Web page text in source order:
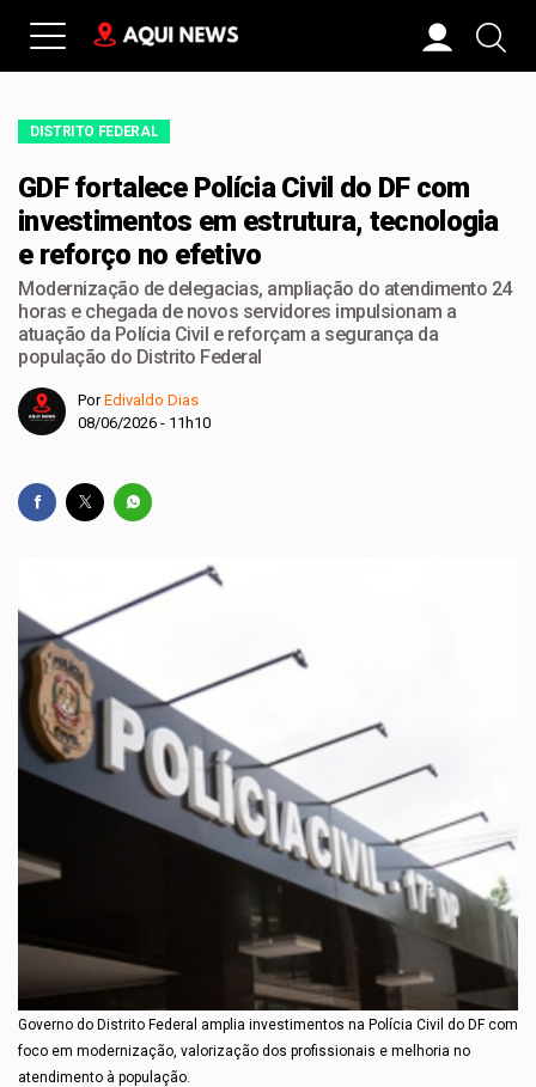
DISTRITO FEDERAL
GDF fortalece Polícia Civil do DF com
investimentos em estrutura, tecnologia
e reforço no efetivo
Modernização de delegacias, ampliação do atendimento 24
horas e chegada de novos servidores impulsionam a
atuação da Polícia Civil e reforçam a segurança da
população do Distrito Federal
PorEdivaldo Dias
08/06/2026 - 11h10
Governo do Distrito Federal amplia investimentos na Polícia Civil do DF com
foco em modernização, valorização dos profissionais e melhoria no
atendimento à população.